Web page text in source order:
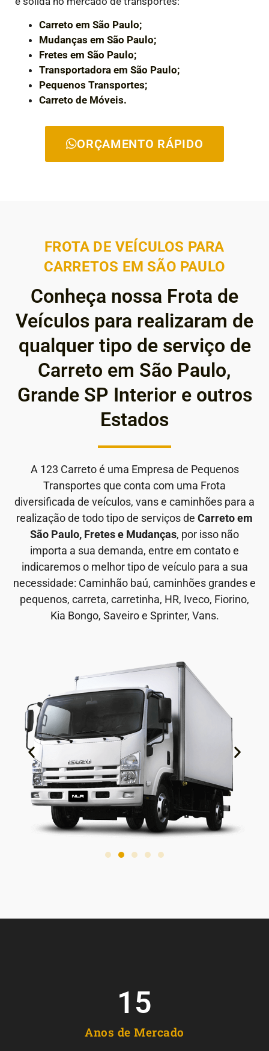
Carreto em São Paulo;
Mudanças em São Paulo;
Fretes em São Paulo;
Transportadora em São Paulo;
Pequenos Transportes;
Carreto de Móveis.
ORÇAMENTO RÁPIDO
FROTA DE VEÍCULOS PARA
CARRETOS EM SÃO PAULO
Conheça nossa Frota de
Veículos para realizaram de
qualquer tipo de serviço de
Carreto em São Paulo,
Grande SP Interior e outros
Estados
A 123 Carreto é uma Empresa de Pequenos
Transportes que conta com uma Frota
diversificada de veículos, vans e caminhões para a
realização de todo tipo de serviços de Carreto em
São Paulo, Fretes e Mudanças, por isso não
importa a sua demanda, entre em contato e
indicaremos o melhor tipo de veículo para a sua
necessidade: Caminhão baú, caminhões grandes e
pequenos, carreta, carretinha, HR, Iveco, Fiorino,
Kia Bongo, Saveiro e Sprinter, Vans.
Anos de Mercado
15